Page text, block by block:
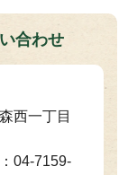
合わせ
西一丁目
04-7159-